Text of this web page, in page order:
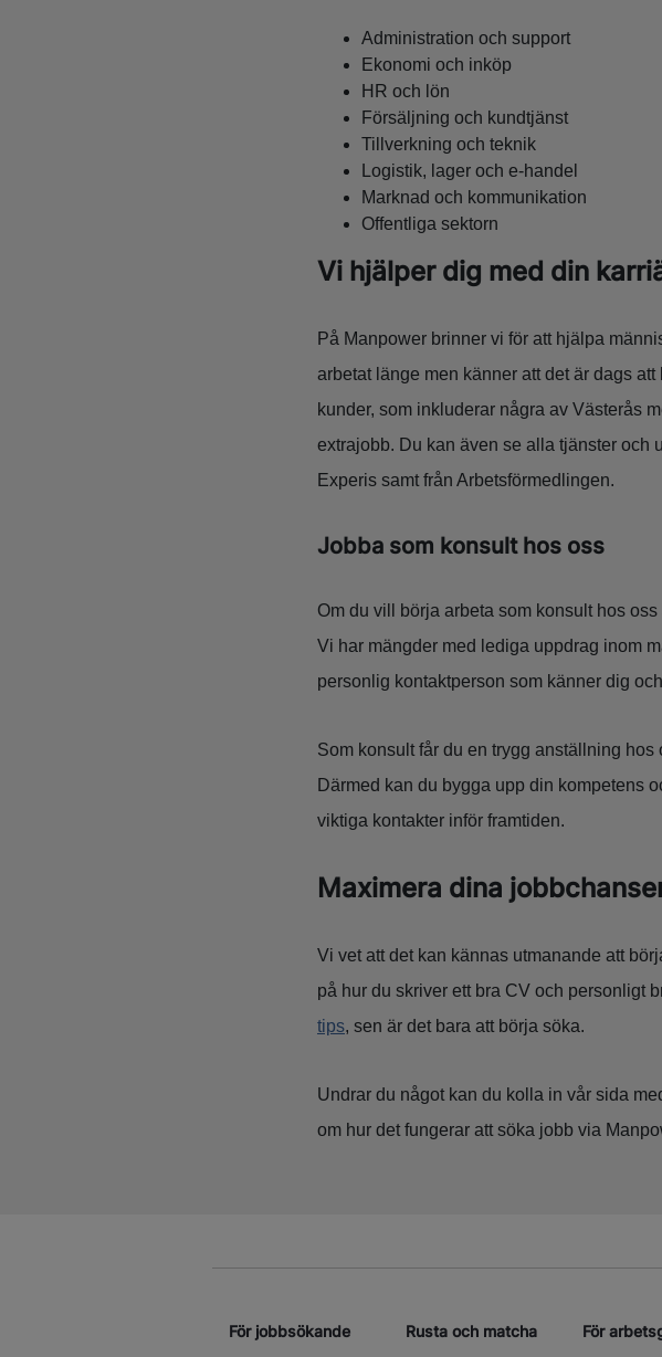
Administration och support
Ekonomi och inköp
HR och lön
Försäljning och kundtjänst
Tillverkning och teknik
Logistik, lager och e-handel
Marknad och kommunikation
Offentliga sektorn
Vi hjälper dig med din
På Manpower brinner vi för att hjälpa
arbetat länge men känner att det är dags
kunder, som inkluderar några av Västerås
extrajobb. Du kan även se alla tjänster och
Experis samt från Arbetsförmedlingen.
Jobba som konsult hos oss
Om du vill börja arbeta som konsult hos
Vi har mängder med lediga uppdrag inom
personlig kontaktperson som känner dig
Som konsult får du en trygg anställning
Därmed kan du bygga upp din kompetens
viktiga kontakter inför framtiden.
Maximera dina
Vi vet att det kan kännas utmanande att
på hur du skriver ett bra CV och personligt
tips, sen är det bara att börja söka.
Undrar du något kan du kolla in vår sida
om hur det fungerar att söka jobb via
För jobbsökande Rusta och matcha För